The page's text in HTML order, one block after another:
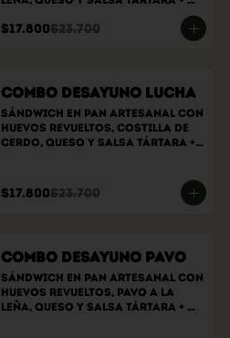
$17.800$23.700
Combo Desayuno Lucha
Sándwich En Pan Artesanal Con
Huevos Revueltos, Costilla De
Cerdo, Queso Y Salsa Tártara +
$17.800$23.700
Combo Desayuno Pavo
Sándwich En Pan Artesanal Con
Huevos Revueltos, Pavo A La
Leña, Queso Y Salsa Tártara +